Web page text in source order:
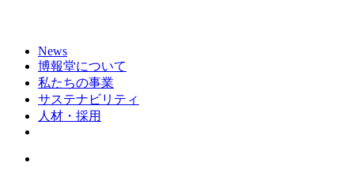
News
博報堂について
私たちの事業
サステナビリティ
人材・採用